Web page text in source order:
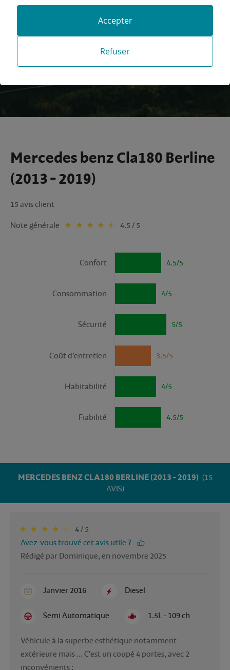
Mercedes benz Cla180 Berline
(2013 - 2019)
15 avis client
Note générale 4.5 / 5
4.5/5
Confort
4/5
Consommation
5/5
Sécurité
3.5/5
Coût d’entretien
4/5
Habitabilité
4.5/5
Fiabilité
MERCEDES BENZ CLA180 BERLINE (2013 - 2019) (15
AVIS)
4 / 5
Avez-vous trouvé cet avis utile ?
Rédigé par Dominique, en novembre 2025
Janvier 2016 Diesel
Semi Automatique 1.5L - 109 ch
Véhicule à la superbe esthétique notamment
extérieure mais ... C'est un coupé 4 portes, avec 2
inconvénients :
Refuser
Accepter